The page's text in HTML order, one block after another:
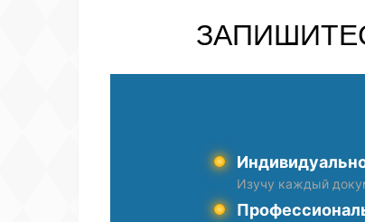
Изучу каждый